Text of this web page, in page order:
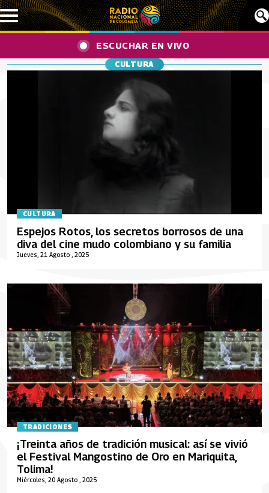
Pasar al contenido principal
ESCUCHAR EN VIVO
CULTURA
CULTURA
Jueves, 21 Agosto , 2025
Espejos Rotos, los secretos borrosos de una
diva del cine mudo colombiano y su familia
TRADICIONES
Miércoles, 20 Agosto , 2025
¡Treinta años de tradición musical: así se vivió
el Festival Mangostino de Oro en Mariquita,
Tolima!